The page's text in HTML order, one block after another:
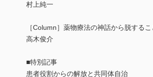
村上純一
［Column］薬物療法の神話から脱するこ
高木俊介
■特別記事
患者役割からの解放と共同体自治